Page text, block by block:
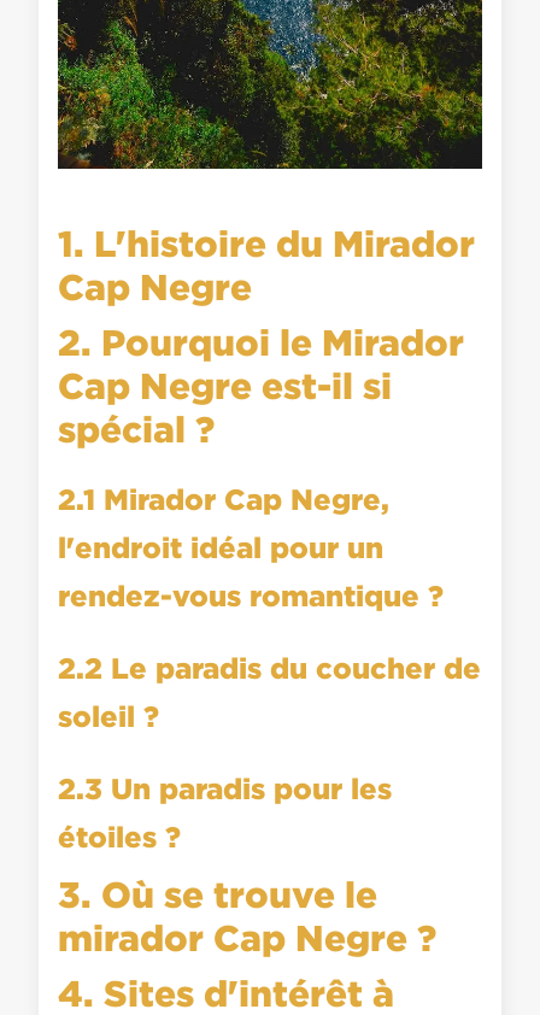
1. L'histoire du Mirador
Cap Negre
2. Pourquoi le Mirador
Cap Negre est-il si
spécial ?
2.1 Mirador Cap Negre,
l'endroit idéal pour un
rendez-vous romantique ?
2.2 Le paradis du coucher de
soleil ?
2.3 Un paradis pour les
étoiles ?
3. Où se trouve le
mirador Cap Negre ?
4. Sites d'intérêt à